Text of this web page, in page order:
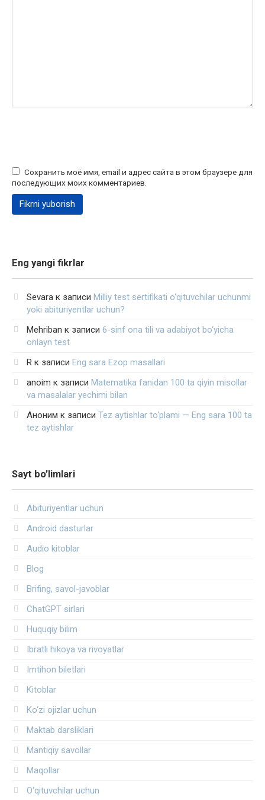
Сохранить моё имя, email и адрес сайта в этом браузере для
последующих моих комментариев.
Eng yangi fikrlar
Sevara к записи Milliy test sertifikati o‘qituvchilar uchunmi
yoki abituriyentlar uchun?
Mehriban к записи 6-sinf ona tili va adabiyot bo‘yicha
onlayn test
R к записи Eng sara Ezop masallari
anoim к записи Matematika fanidan 100 ta qiyin misollar
va masalalar yechimi bilan
Аноним к записи Tez aytishlar to‘plami — Eng sara 100 ta
tez aytishlar
Sayt bo’limlari
Abituriyentlar uchun
Android dasturlar
Audio kitoblar
Blog
Brifing, savol-javoblar
ChatGPT sirlari
Huquqiy bilim
Ibratli hikoya va rivoyatlar
Imtihon biletlari
Kitoblar
Ko‘zi ojizlar uchun
Maktab darsliklari
Mantiqiy savollar
Maqollar
O‘qituvchilar uchun